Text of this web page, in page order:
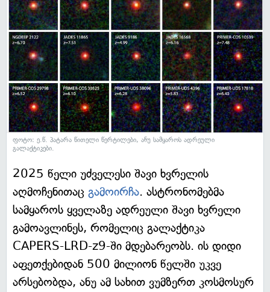
ფოტო: ე.წ. პატარა წითელი წერტილები, ანუ სამყაროს ადრეული
გალაქტიკები.
2025 წელი უძველესი შავი ხვრელის
აღმოჩენითაც გამოირჩა. ასტრონომებმა
სამყაროს ყველაზე ადრეული შავი ხვრელი
გამოავლინეს, რომელიც გალაქტიკა
CAPERS-LRD-z9-ში მდებარეობს. ის დიდი
აფეთქებიდან 500 მილიონ წელში უკვე
არსებობდა, ანუ ამ სახით ვუმზერთ კოსმოსურ